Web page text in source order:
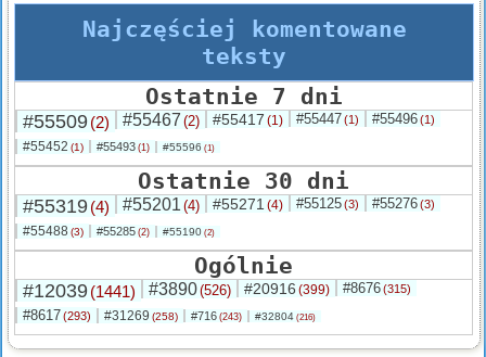
Najczęściej komentowane
teksty
Ostatnie 7 dni
#55509(2) #55467 (2) #55417 (1) #55447(1) #55496(1)
#55452 (1) #55493 (1) #55596 (1)
Ostatnie 30 dni
#55319(4) #55201 (4) #55271 (4) #55125(3) #55276(3)
#55488 (3) #55285 (2) #55190 (2)
Ogólnie
#12039(1441) #3890(526) #20916 (399) #8676(315)
#8617(293) #31269 (258) #716 (243) #32804 (216)